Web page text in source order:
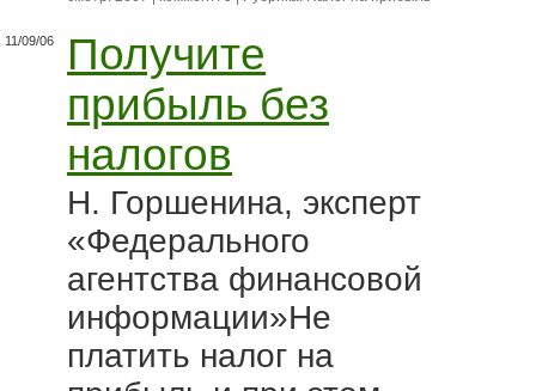
11/09/06
Получите
прибыль без
налогов
Н. Горшенина, эксперт
«Федерального
агентства финансовой
информации»Не
платить налог на